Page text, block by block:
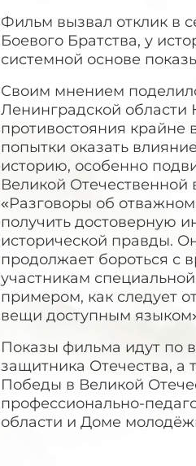
Фильм вызвал отклик в
Боевого Братства, у
системной основе
Своим мнением
Ленинградской
противостояния
попытки оказать
историю, особенно
Великой
«Разговоры об
получить достоверную
исторической правды.
продолжает бороться
участникам
примером, как следует
вещи доступным
Показы фильма идут по
защитника Отечества,
Победы в Великой
профессионально-
области и Доме